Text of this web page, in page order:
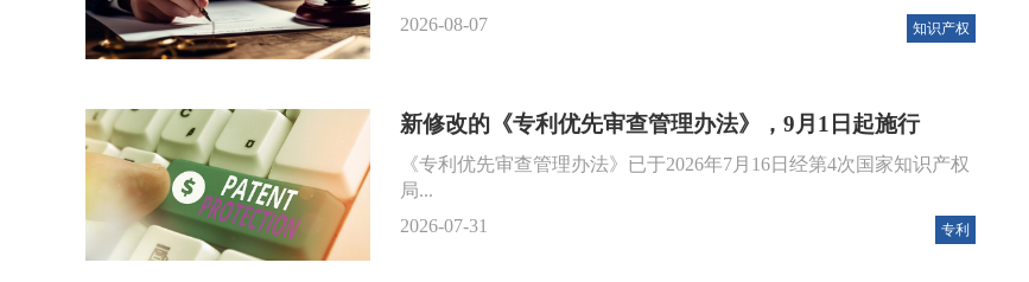
2026-08-07
知识产权
新修改的《专利优先审查管理办法》，9月1日起施行
《专利优先审查管理办法》已于2026年7月16日经第4次国家知识产权
局...
2026-07-31
专利